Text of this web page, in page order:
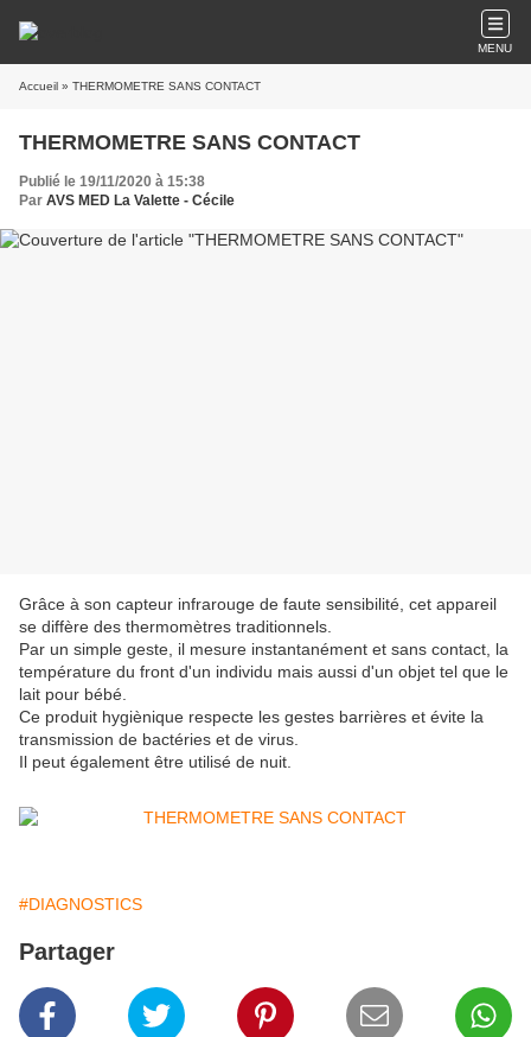
MENU
Accueil » THERMOMETRE SANS CONTACT
THERMOMETRE SANS CONTACT
Publié le 19/11/2020 à 15:38
Par AVS MED La Valette - Cécile
Grâce à son capteur infrarouge de faute sensibilité, cet appareil
se diffère des thermomètres traditionnels.
Par un simple geste, il mesure instantanément et sans contact, la
température du front d'un individu mais aussi d'un objet tel que le
lait pour bébé.
Ce produit hygiènique respecte les gestes barrières et évite la
transmission de bactéries et de virus.
Il peut également être utilisé de nuit.
#DIAGNOSTICS
Partager